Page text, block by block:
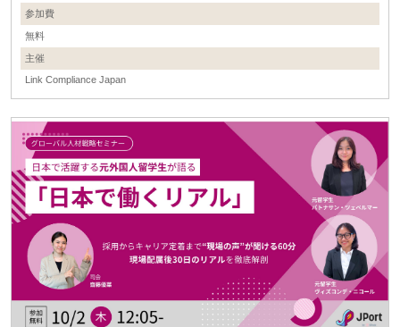
参加費
無料
主催
Link Compliance Japan